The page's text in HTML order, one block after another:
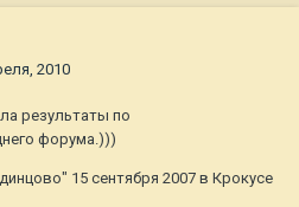
2010
результаты по
форума.)))
15 сентября 2007 в Крокусе